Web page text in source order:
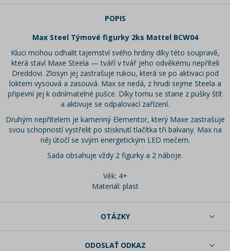
POPIS
Max Steel Týmové figurky 2ks Mattel BCW04
Kluci mohou odhalit tajemství svého hrdiny díky této soupravě,
která staví Maxe Steela — tváří v tvář jeho odvěkému nepříteli
Dreddovi. Zlosyn jej zastrašuje rukou, která se po aktivaci pod
loktem vysouvá a zasouvá. Max se nedá, z hrudi sejme Steela a
připevní jej k odnímatelné pušce. Díky tornu se stane z pušky štít
a aktivuje se odpalovací zařízení.
Druhým nepřítelem je kamenný Elementor, který Maxe zastrašuje
svou schopností vystřelit po stisknutí tlačítka tři balvany. Max na
něj útočí se svým energetickým LED mečem.
Sada obsahuje vždy 2 figurky a 2 náboje.
Věk: 4+
Materiál: plast
OTÁZKY
ODOSLAŤ ODKAZ